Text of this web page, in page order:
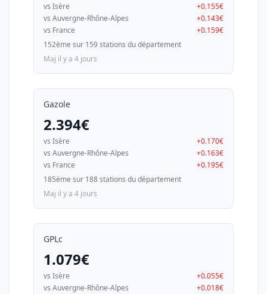
vs Isère
+0.155€
vs Auvergne-Rhône-Alpes
+0.143€
vs France
+0.159€
152ème sur 159 stations du département
Maj il y a 4 jours
Gazole
2.394€
vs Isère
+0.170€
vs Auvergne-Rhône-Alpes
+0.163€
vs France
+0.195€
185ème sur 188 stations du département
Maj il y a 4 jours
GPLc
1.079€
vs Isère
+0.055€
vs Auvergne-Rhône-Alpes
+0.018€